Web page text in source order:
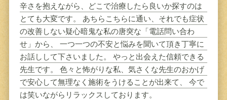
辛さを抱えながら、どこで治療したら良いか探すのは
とても大変です。 あちらこちらに通い、それでも症状
の改善しない疑心暗鬼な私の唐突な「電話問い合わ
せ」から、 一つ一つの不安と悩みを聞いて頂き丁寧に
お話しして下さいました。 やっと出会えた信頼できる
先生です。 色々と怖がりな私、気さくな先生のおかげ
で安心して無理なく施術をうけることが出来て、 今で
は笑いながらリラックスしております。